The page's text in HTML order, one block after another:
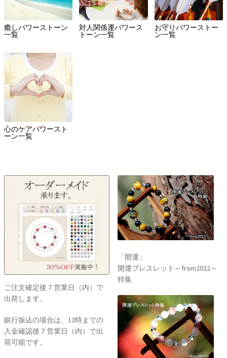
癒しパワーストーン
一覧
対人関係運パワース
トーン一覧
お守りパワーストー
ン一覧
心のケアパワースト
ーン一覧
ご注文確定後７営業日（内）で
出荷します。
銀行振込の場合は、13時までの
入金確認後７営業日（内）で出
荷可能です。
「開運」
開運ブレスレット～from2022～
特集